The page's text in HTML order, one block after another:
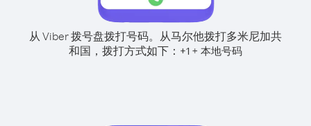
从 Viber 拨号盘拨打号码。 从马尔他拨打多米尼加共
和国，拨打方式如下： +1 + 本地号码